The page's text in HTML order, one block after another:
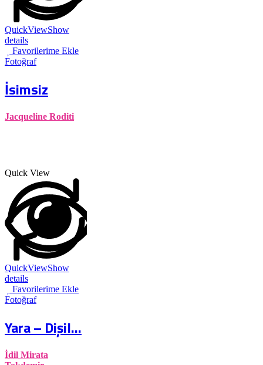
QuickViewShow
details
Favorilerime Ekle
Fotoğraf
İsimsiz
Jacqueline Roditi
Quick View
QuickViewShow
details
Favorilerime Ekle
Fotoğraf
Yara – Dişil...
İdil Mirata